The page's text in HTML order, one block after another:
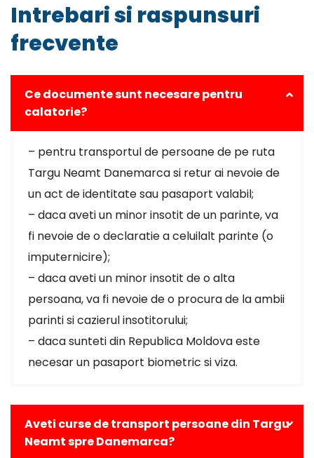
Intrebari si raspunsuri
frecvente
Ce documente sunt necesare pentru
calatorie?
– pentru transportul de persoane de pe ruta
Targu Neamt Danemarca si retur ai nevoie de
un act de identitate sau pasaport valabil;
– daca aveti un minor insotit de un parinte, va
fi nevoie de o declaratie a celuilalt parinte (o
imputernicire);
– daca aveti un minor insotit de o alta
persoana, va fi nevoie de o procura de la ambii
parinti si cazierul insotitorului;
– daca sunteti din Republica Moldova este
necesar un pasaport biometric si viza.
Aveti curse de transport persoane din Targu
Neamt spre Danemarca?